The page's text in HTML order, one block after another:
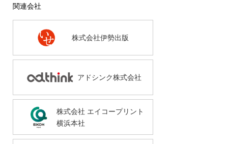
関連会社
株式会社伊勢出版
アドシンク株式会社
株式会社 エイコープリント
横浜本社